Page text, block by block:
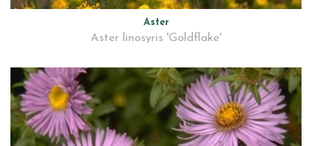
Aster
Aster linosyris 'Goldflake'